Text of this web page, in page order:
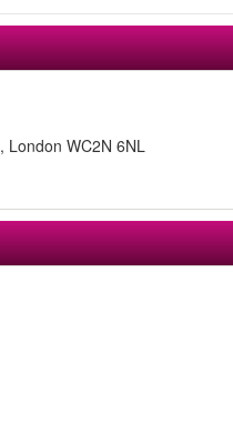
London WC2N 6NL